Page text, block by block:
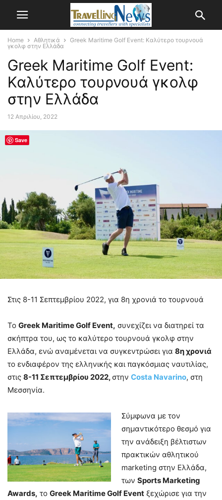
Home Αθλητικά
Greek Maritime Golf Event: Καλύτερο τουρνουά
γκολφ στην Ελλάδα
Greek Maritime Golf Event:
Καλύτερο τουρνουά γκολφ
στην Ελλάδα
12 Απριλίου, 2022
Στις 8-11 Σεπτεμβρίου 2022, για 8η χρονιά το τουρνουά
Το Greek Maritime Golf Event, συνεχίζει να διατηρεί τα
σκήπτρα του, ως το καλύτερο τουρνουά γκολφ στην
Ελλάδα, ενώ αναμένεται να συγκεντρώσει για 8ηχρονιά
το ενδιαφέρον της ελληνικής και παγκόσμιας ναυτιλίας,
στις 8-11 Σεπτεμβρίου 2022, στην Costa Navarino, στη
Μεσσηνία.
Σύμφωνα με τον
σημαντικότερο θεσμό για
την ανάδειξη βέλτιστων
πρακτικών αθλητικού
marketing στην Ελλάδα,
των Sports Marketing
Awards, το Greek Maritime Golf Event ξεχώρισε για την
Save